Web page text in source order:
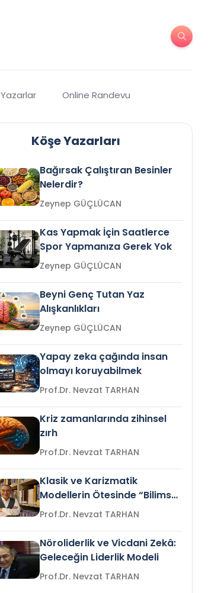
Yazarlar Online Randevu
Köşe Yazarları
Bağırsak Çalıştıran Besinler
Nelerdir?
Zeynep GÜÇLÜCAN
Kas Yapmak İçin Saatlerce
Spor Yapmanıza Gerek Yok
Zeynep GÜÇLÜCAN
Beyni Genç Tutan Yaz
Alışkanlıkları
Zeynep GÜÇLÜCAN
Yapay zeka çağında insan
olmayı koruyabilmek
Prof.Dr. Nevzat TARHAN
Kriz zamanlarında zihinsel
zırh
Prof.Dr. Nevzat TARHAN
Klasik ve Karizmatik
Modellerin Ötesinde “Bilimsel
Liderlik”
Prof.Dr. Nevzat TARHAN
Nöroliderlik ve Vicdani Zekâ:
Geleceğin Liderlik Modeli
Prof.Dr. Nevzat TARHAN